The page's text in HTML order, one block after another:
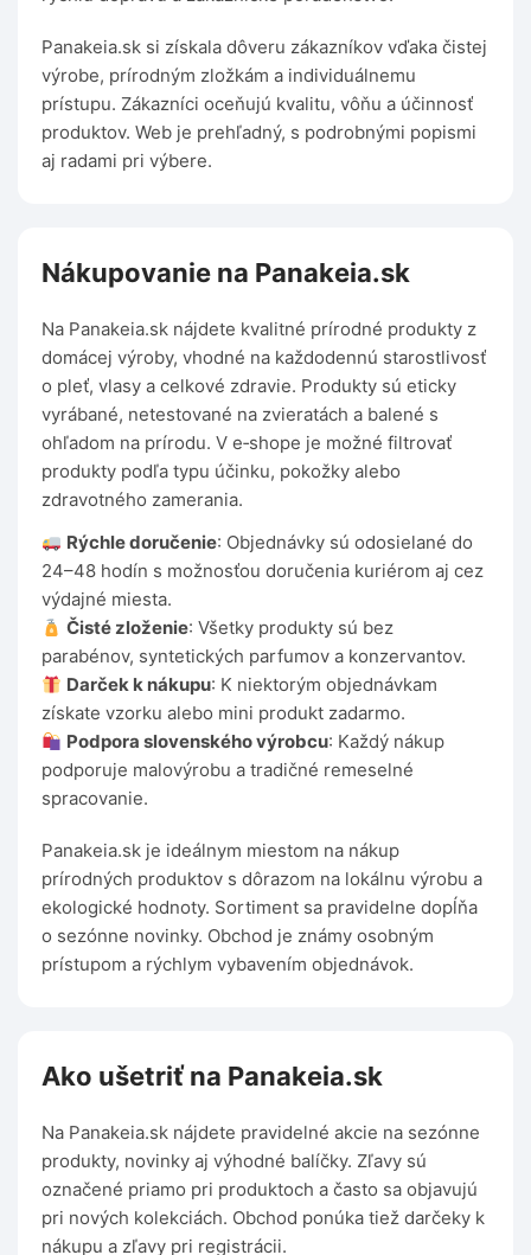
Panakeia.sk si získala dôveru zákazníkov vďaka čistej
výrobe, prírodným zložkám a individuálnemu
prístupu. Zákazníci oceňujú kvalitu, vôňu a účinnosť
produktov. Web je prehľadný, s podrobnými popismi
aj radami pri výbere.
Nákupovanie na Panakeia.sk
Na Panakeia.sk nájdete kvalitné prírodné produkty z
domácej výroby, vhodné na každodennú starostlivosť
o pleť, vlasy a celkové zdravie. Produkty sú eticky
vyrábané, netestované na zvieratách a balené s
ohľadom na prírodu. V e‑shope je možné filtrovať
produkty podľa typu účinku, pokožky alebo
zdravotného zamerania.
Rýchle doručenie: Objednávky sú odosielané do
24–48 hodín s možnosťou doručenia kuriérom aj cez
výdajné miesta.
Čisté zloženie: Všetky produkty sú bez
parabénov, syntetických parfumov a konzervantov.
Darček k nákupu: K niektorým objednávkam
získate vzorku alebo mini produkt zadarmo.
Podpora slovenského výrobcu: Každý nákup
podporuje malovýrobu a tradičné remeselné
spracovanie.
Panakeia.sk je ideálnym miestom na nákup
prírodných produktov s dôrazom na lokálnu výrobu a
ekologické hodnoty. Sortiment sa pravidelne dopĺňa
o sezónne novinky. Obchod je známy osobným
prístupom a rýchlym vybavením objednávok.
Ako ušetriť na Panakeia.sk
Na Panakeia.sk nájdete pravidelné akcie na sezónne
produkty, novinky aj výhodné balíčky. Zľavy sú
označené priamo pri produktoch a často sa objavujú
pri nových kolekciách. Obchod ponúka tiež darčeky k
nákupu a zľavy pri registrácii.